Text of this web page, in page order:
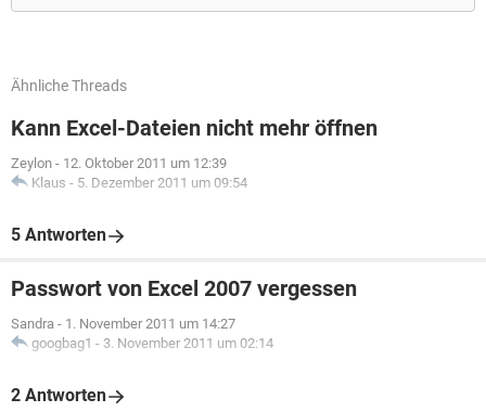
Ähnliche Threads
Kann Excel-Dateien nicht mehr öffnen
Zeylon - 12. Oktober 2011 um 12:39
Klaus - 5. Dezember 2011 um 09:54
5 Antworten
Passwort von Excel 2007 vergessen
Sandra - 1. November 2011 um 14:27
googbag1 - 3. November 2011 um 02:14
2 Antworten